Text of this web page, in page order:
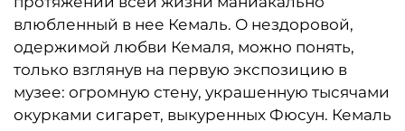
влюбленный в нее Кемаль. О нездоровой,
одержимой любви Кемаля, можно понять,
только взглянув на первую экспозицию в
музее: огромную стену, украшенную тысячами
окурками сигарет, выкуренных Фюсун. Кемаль